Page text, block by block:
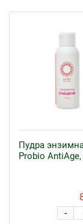
Пудра
Probio AntiAge,
-